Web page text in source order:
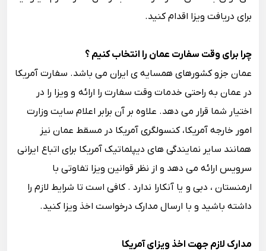
برای دریافت ویزا اقدام کنید.
چرا برای وقت سفارت عمان را انتخاب کنیم ؟
عمان جزو کشورهای همسایه ی ایران می باشد. سفارت آمریکا
در عمان به راحتی خدمات وقت سفارت را ارائه و ویزا را در
اختیار شما قرار می دهد. علاوه بر آن برابر اعلام سایت وزارت
امور خارجه آمریکا، کنسولگری آمریکا در مسقط عمان نیز
همانند سایر نمایندگی های دیپلماتیک آمریکا برای اتباع ایرانی
سرویس ارائه می دهد و از نظر قوانین ویزا تفاوتی با
ارمنستان ، دبی و یا آنکارا ندارد . کافی است تا شرایط لازم را
داشته باشید و با ارسال مدارک درخواست اخذ ویزا کنید.
مدارک لازم جهت اخذ ویزای آمریکا